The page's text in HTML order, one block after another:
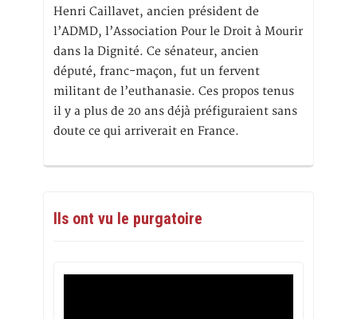
Henri Caillavet, ancien président de
l’ADMD, l’Association Pour le Droit à Mourir
dans la Dignité. Ce sénateur, ancien
député, franc-maçon, fut un fervent
militant de l’euthanasie. Ces propos tenus
il y a plus de 20 ans déjà préfiguraient sans
doute ce qui arriverait en France.
Ils ont vu le purgatoire